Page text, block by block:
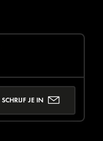
SCHRIJF JE IN